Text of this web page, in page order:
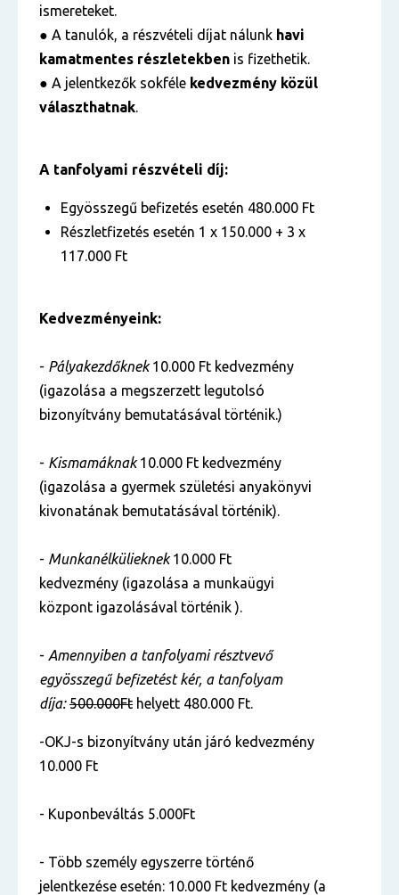
ismereteket.
● A tanulók, a részvételi díjat nálunk havi
kamatmentes részletekben is fizethetik.
● A jelentkezők sokféle kedvezmény közül
választhatnak.
A tanfolyami részvételi díj:
Egyösszegű befizetés esetén 480.000 Ft
Részletfizetés esetén 1 x 150.000 + 3 x
117.000 Ft
Kedvezményeink:
- Pályakezdőknek10.000 Ft kedvezmény
(igazolása a megszerzett legutolsó
bizonyítvány bemutatásával történik.)
- Kismamáknak10.000 Ft kedvezmény
(igazolása a gyermek születési anyakönyvi
kivonatának bemutatásával történik).
- Munkanélkülieknek10.000 Ft
kedvezmény (igazolása a munkaügyi
központ igazolásával történik ).
- Amennyiben a tanfolyami résztvevő
egyösszegű befizetést kér, a tanfolyam
díja: 500.000Ft helyett 480.000 Ft.
-OKJ-s bizonyítvány után járó kedvezmény
10.000 Ft
- Kuponbeváltás 5.000Ft
- Több személy egyszerre történő
jelentkezése esetén: 10.000 Ft kedvezmény (a